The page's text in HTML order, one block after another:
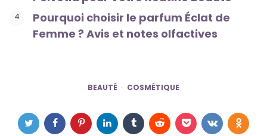
Pourquoi choisir le parfum Éclat de
Femme ? Avis et notes olfactives
BEAUTÉ COSMÉTIQUE